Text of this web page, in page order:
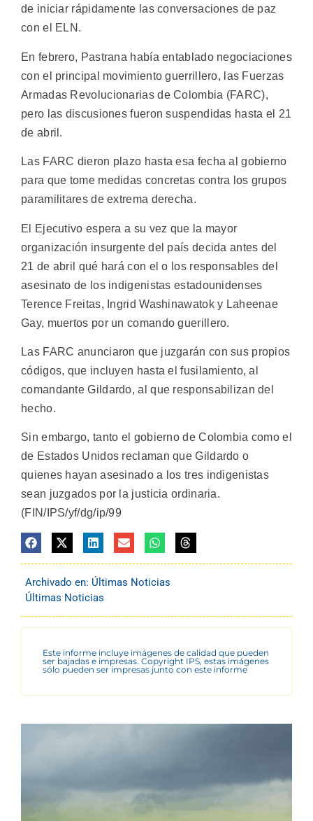
de iniciar rápidamente las conversaciones de paz
con el ELN.
En febrero, Pastrana había entablado negociaciones
con el principal movimiento guerrillero, las Fuerzas
Armadas Revolucionarias de Colombia (FARC),
pero las discusiones fueron suspendidas hasta el 21
de abril.
Las FARC dieron plazo hasta esa fecha al gobierno
para que tome medidas concretas contra los grupos
paramilitares de extrema derecha.
El Ejecutivo espera a su vez que la mayor
organización insurgente del país decida antes del
21 de abril qué hará con el o los responsables del
asesinato de los indigenistas estadounidenses
Terence Freitas, Ingrid Washinawatok y Laheenae
Gay, muertos por un comando guerillero.
Las FARC anunciaron que juzgarán con sus propios
códigos, que incluyen hasta el fusilamiento, al
comandante Gildardo, al que responsabilizan del
hecho.
Sin embargo, tanto el gobierno de Colombia como el
de Estados Unidos reclaman que Gildardo o
quienes hayan asesinado a los tres indigenistas
sean juzgados por la justicia ordinaria.
(FIN/IPS/yf/dg/ip/99
Archivado en: Últimas Noticias
Últimas Noticias
Este informe incluye imágenes de calidad que pueden
ser bajadas e impresas. Copyright IPS, estas imágenes
sólo pueden ser impresas junto con este informe